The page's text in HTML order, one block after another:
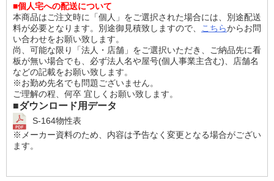
■個人宅への配送について
本商品はご注文時に「個人」をご選択された場合には、別途配送
料が必要となります。別途御見積致しますので、
こちらからお問
い合わせをお願い致します。
尚、可能な限り「法人・店舗」をご選択いただき、ご納品先に看
板が無い場合でも、必ず法人名や屋号(個人事業主含む)、店舗名
などの記載をお願い致します。
※お勤め先名でも問題ございません。
ご理解の程、何卒 宜しくお願い致します。
■ダウンロード用データ
S-164物性表
※メーカー資料のため、内容は予告なく変更となる場合がござい
ます。